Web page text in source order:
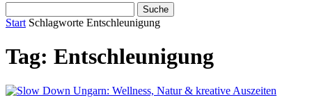
Start Schlagworte Entschleunigung
Tag: Entschleunigung